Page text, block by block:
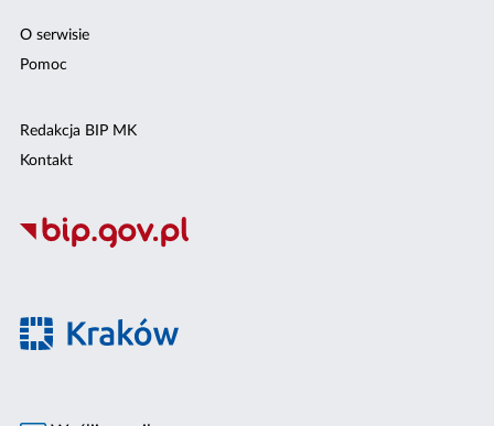
O serwisie
Pomoc
Redakcja BIP MK
Kontakt